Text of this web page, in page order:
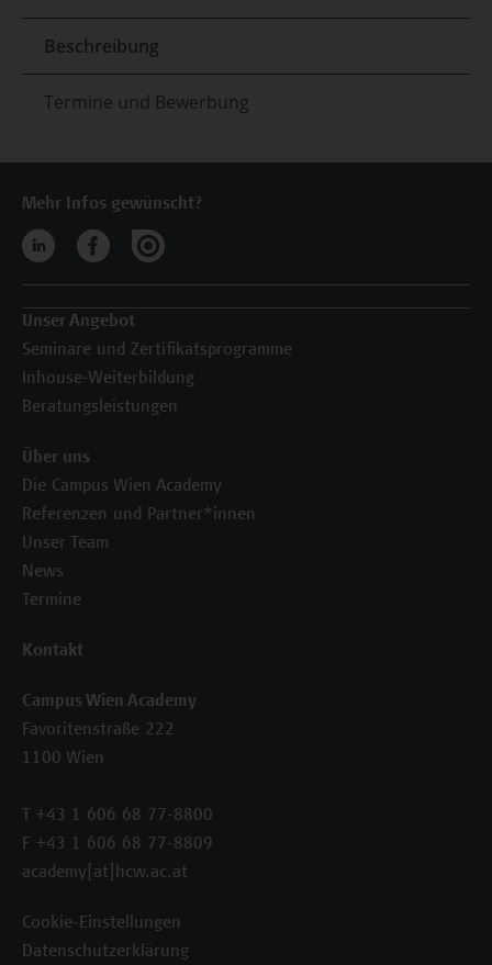
Beschreibung
Termine und Bewerbung
Mehr Infos gewünscht?
Unser Angebot
Seminare und Zertifikatsprogramme
Inhouse-Weiterbildung
Beratungsleistungen
Über uns
Die Campus Wien Academy
Referenzen und Partner*innen
Unser Team
News
Termine
Kontakt
Campus Wien Academy
Favoritenstraße 222
1100 Wien
T +43 1 606 68 77-8800
F +43 1 606 68 77-8809
academy[at]hcw.ac.at
Cookie-Einstellungen
Datenschutzerklärung